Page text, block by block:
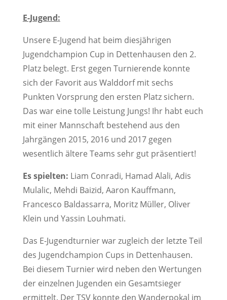
E-Jugend:
Unsere E-Jugend hat beim diesjährigen
Jugendchampion Cup in Dettenhausen den 2.
Platz belegt. Erst gegen Turnierende konnte
sich der Favorit aus Walddorf mit sechs
Punkten Vorsprung den ersten Platz sichern.
Das war eine tolle Leistung Jungs! Ihr habt euch
mit einer Mannschaft bestehend aus den
Jahrgängen 2015, 2016 und 2017 gegen
wesentlich ältere Teams sehr gut präsentiert!
Es spielten: Liam Conradi, Hamad Alali, Adis
Mulalic, Mehdi Baizid, Aaron Kauffmann,
Francesco Baldassarra, Moritz Müller, Oliver
Klein und Yassin Louhmati.
Das E-Jugendturnier war zugleich der letzte Teil
des Jugendchampion Cups in Dettenhausen.
Bei diesem Turnier wird neben den Wertungen
der einzelnen Jugenden ein Gesamtsieger
ermittelt. Der TSV konnte den Wanderpokal im